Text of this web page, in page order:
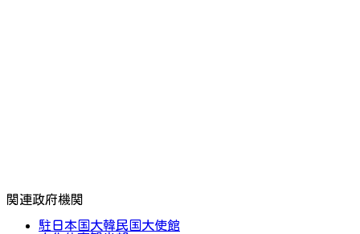
関連政府機関
駐日本国大韓民国大使館